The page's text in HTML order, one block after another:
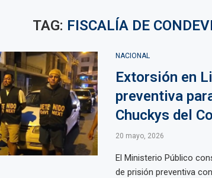
TAG: FISCALÍA DE
NACIONAL
Extorsión en
preventiva
Chuckys del
20 mayo, 2026
El Ministerio Público
de prisión preventiva